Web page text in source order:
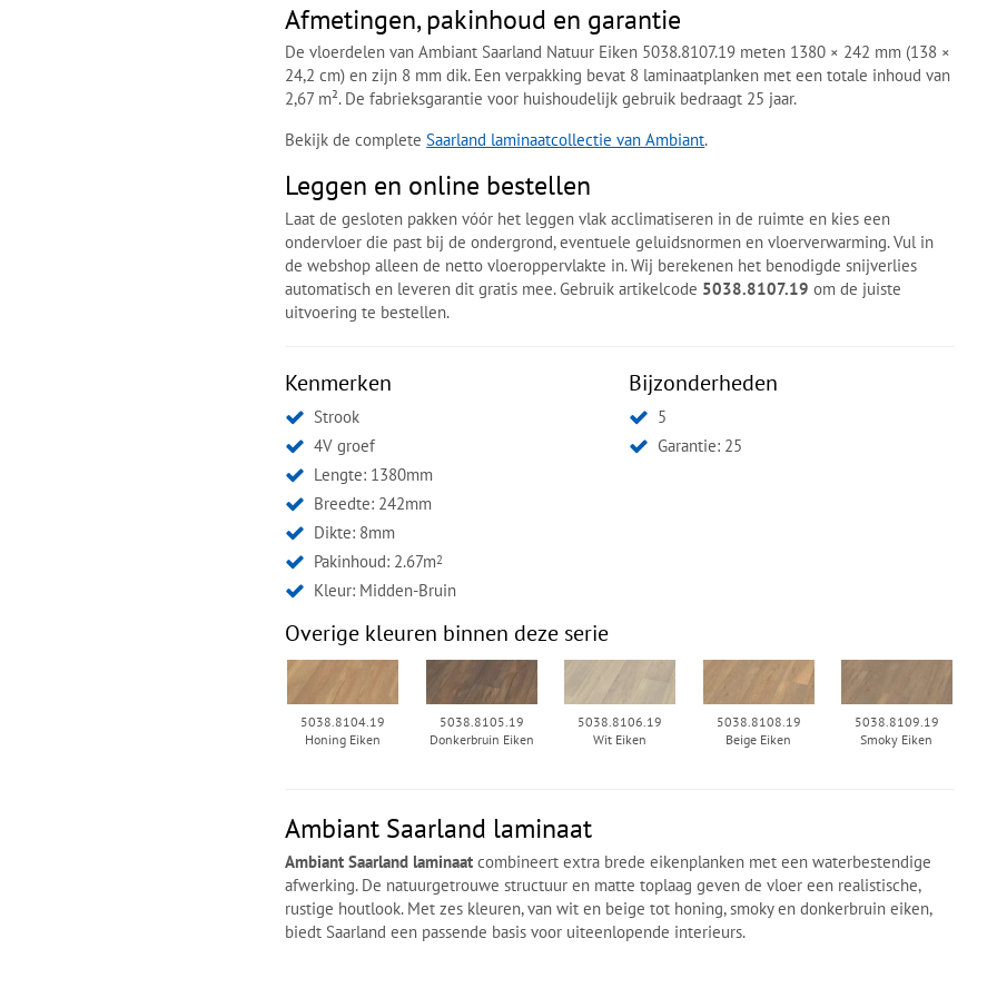
Afmetingen, pakinhoud en garantie
De vloerdelen van Ambiant Saarland Natuur Eiken 5038.8107.19 meten 1380 × 242 mm (138 ×
24,2 cm) en zijn 8 mm dik. Een verpakking bevat 8 laminaatplanken met een totale inhoud van
2,67 m². De fabrieksgarantie voor huishoudelijk gebruik bedraagt 25 jaar.
Bekijk de completeSaarland laminaatcollectie van Ambiant.
Leggen en online bestellen
Laat de gesloten pakken vóór het leggen vlak acclimatiseren in de ruimte en kies een
ondervloer die past bij de ondergrond, eventuele geluidsnormen en vloerverwarming. Vul in
de webshop alleen de netto vloeroppervlakte in. Wij berekenen het benodigde snijverlies
automatisch en leveren dit gratis mee. Gebruik artikelcode 5038.8107.19 om de juiste
uitvoering te bestellen.
Kenmerken
Strook
4V groef
Lengte: 1380mm
Breedte: 242mm
Dikte: 8mm
Pakinhoud: 2.67m2
Kleur: Midden-Bruin
Bijzonderheden
5
Garantie: 25
Overige kleuren binnen deze serie
5038.8104.19
Honing Eiken
5038.8105.19
Donkerbruin Eiken
5038.8106.19
Wit Eiken
5038.8108.19
Beige Eiken
5038.8109.19
Smoky Eiken
Ambiant Saarland laminaat
Ambiant Saarland laminaat combineert extra brede eikenplanken met een waterbestendige
afwerking. De natuurgetrouwe structuur en matte toplaag geven de vloer een realistische,
rustige houtlook. Met zes kleuren, van wit en beige tot honing, smoky en donkerbruin eiken,
biedt Saarland een passende basis voor uiteenlopende interieurs.